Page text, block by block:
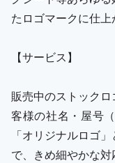
たロゴマークに仕上
【サービス】
販売中のストック
客様の社名・屋号
「オリジナルロゴ
で、きめ細やかな